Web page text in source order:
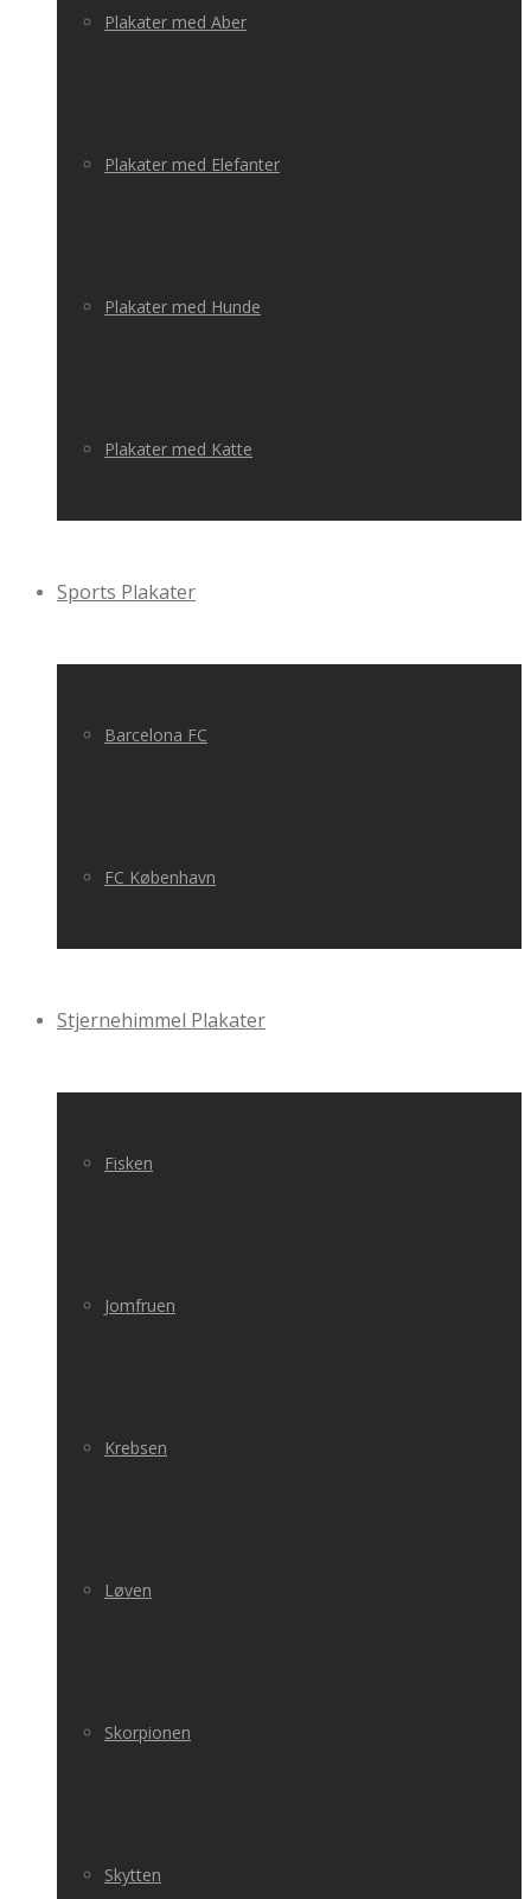
Plakater med Aber
Plakater med Elefanter
Plakater med Hunde
Plakater med Katte
Sports Plakater
Barcelona FC
FC København
Stjernehimmel Plakater
Fisken
Jomfruen
Krebsen
Løven
Skorpionen
Skytten